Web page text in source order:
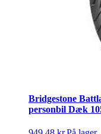
Bridgestone
personbil Dæk